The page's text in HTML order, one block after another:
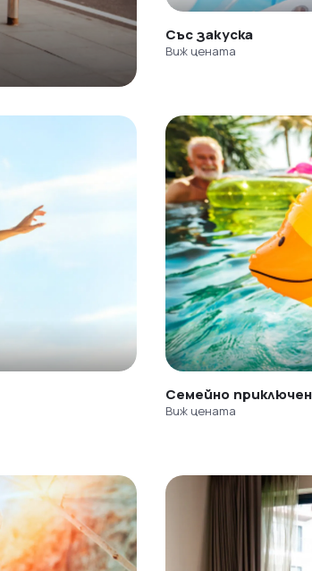
Със закуска
Виж цената
Семейно
Виж цената